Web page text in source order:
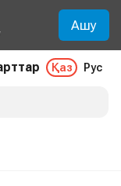
Ашу
Қаз Рус